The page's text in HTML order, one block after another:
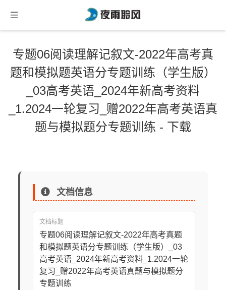
专题06阅读理解记叙文-2022年高考真
题和模拟题英语分专题训练（学生版）
_03高考英语_2024年新高考资料
_1.2024一轮复习_赠2022年高考英语真
题与模拟题分专题训练 - 下载
文档信息
文档标题
专题06阅读理解记叙文-2022年高考真题
和模拟题英语分专题训练（学生版）_03
高考英语_2024年新高考资料_1.2024一轮
复习_赠2022年高考英语真题与模拟题分
专题训练